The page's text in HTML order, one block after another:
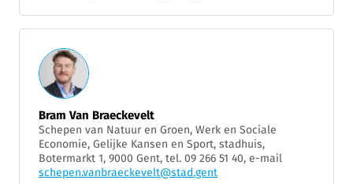
Bram Van Braeckevelt
Schepen van Natuur en Groen, Werk en Sociale
Economie, Gelijke Kansen en Sport, stadhuis,
Botermarkt 1, 9000 Gent, tel. 09 266 51 40, e-mail
schepen.vanbraeckevelt@stad.gent